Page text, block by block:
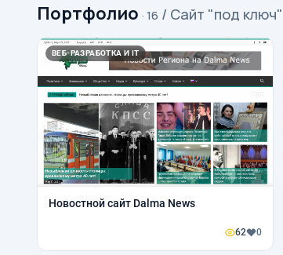
Портфолио · 16 / Сайт "под ключ"
ВЕБ-РАЗРАБОТКА И IT
Новостной сайт Dalma News
62 0